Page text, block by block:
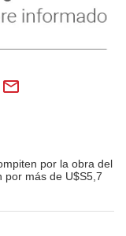
por la obra del
por más de U$S5,7